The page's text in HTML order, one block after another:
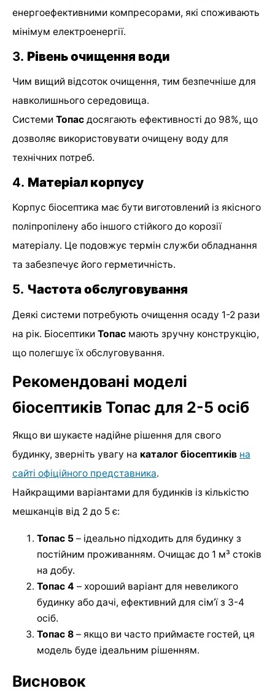
енергоефективними компресорами, які споживають
мінімум електроенергії.
3. Рівень очищення води
Чим вищий відсоток очищення, тим безпечніше для
навколишнього середовища.
Системи Топас досягають ефективності до 98%, що
дозволяє використовувати очищену воду для
технічних потреб.
4. Матеріал корпусу
Корпус біосептика має бути виготовлений із якісного
поліпропілену або іншого стійкого до корозії
матеріалу. Це подовжує термін служби обладнання
та забезпечує його герметичність.
5. Частота обслуговування
Деякі системи потребують очищення осаду 1-2 рази
на рік. Біосептики Топас мають зручну конструкцію,
що полегшує їх обслуговування.
Рекомендовані моделі
біосептиків Топас для 2-5 осіб
Якщо ви шукаєте надійне рішення для свого
будинку, зверніть увагу на каталог біосептиків на
сайті офіційного представника.
Найкращими варіантами для будинків із кількістю
мешканців від 2 до 5 є:
Топас 5 – ідеально підходить для будинку з
постійним проживанням. Очищає до 1 м³ стоків
на добу.
Топас 4 – хороший варіант для невеликого
будинку або дачі, ефективний для сім’ї з 3-4
осіб.
Топас 8 – якщо ви часто приймаєте гостей, ця
модель буде ідеальним рішенням.
Висновок